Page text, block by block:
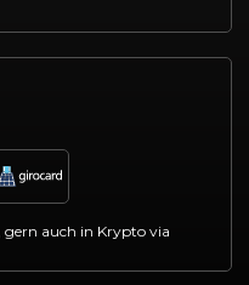
gern auch in Krypto via